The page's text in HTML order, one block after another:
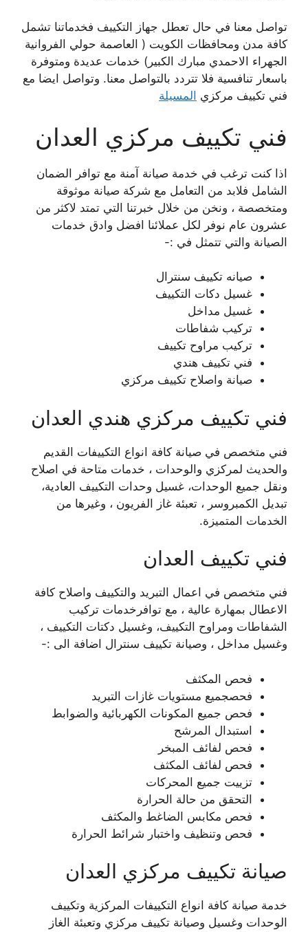
تواصل معنا في حال تعطل جهاز التكييف فخدماتنا تشمل
كافة مدن ومحافظات الكويت ( العاصمة حولي الفروانية
الجهراء الاحمدي مبارك الكبير) خدمات عديدة ومتوفرة
باسعار تنافسية فلا تتردد بالتواصل معنا. وتواصل ايضا مع
فني تكييف مركزي المسيلة
فني تكييف مركزي العدان
اذا كنت ترغب في خدمة صيانة آمنة مع توافر الضمان
الشامل فلابد من التعامل مع شركة صيانة موثوقة
ومتخصصة ، ونخن من خلال خبرتنا التي تمتد لاكثر من
عشرون عام نوفر لكل عملائنا افضل وادق خدمات
الصيانة والتي تتمثل في :-
صيانه تكييف سنترال
غسيل دكات التكييف
غسيل مداخل
تركيب شفاطات
تركيب مراوح تكييف
فني تكييف هندي
صيانة واصلاح تكييف مركزي
فني تكييف مركزي هندي العدان
فني متخصص في صيانة كافة انواع التكييفات القديم
والحديث لمركزي والوحدات ، خدمات متاحة في اصلاح
ونقل جميع الوحدات، غسيل وحدات التكييف العادية،
تبديل الكمبروسر ، تعبئة غاز الفريون ، وغيرها من
الخدمات المتميزة.
فني تكييف العدان
فني متخصص في اعمال التبريد والتكييف واصلاح كافة
الاعطال بمهارة عالية ، مع توافرخدمات تركيب
الشفاطات ومراوح التكييف، وغسيل دكتات التكييف ،
وغسيل مداخل ، وصيانة تكييف سنترال اضافة الى :-
فحص المكثف
فحصجميع مستويات غازات التبريد
فحص جميع المكونات الكهربائية والضوابط
استبدال المرشح
فحص لفائف المبخر
فحص لفائف المكثف
تزييت جميع المحركات
التحقق من حالة الحرارة
فحص مكابس الضاغط والمكثف
فحص وتنظيف واختبار شرائط الحرارة
صيانة تكييف مركزي العدان
خدمة صيانة كافة انواع التكييفات المركزية وتكييف
الوحدات وغسيل وصيانة تكييف مركزي وتعبئة الغاز